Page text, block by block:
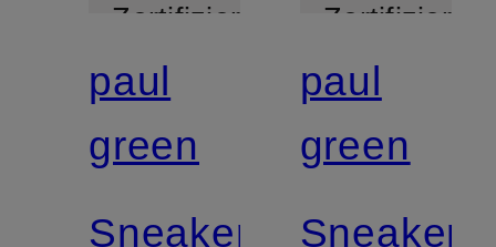
Zertifiziert
paul
green
Sneaker
Zertifiziert
paul
green
Sneaker